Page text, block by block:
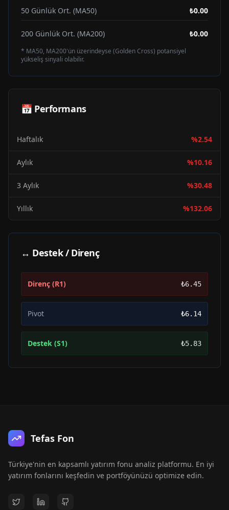
50 Günlük Ort. (MA50) ₺0.00
200 Günlük Ort. (MA200) ₺0.00
* MA50, MA200'ün üzerindeyse (Golden Cross) potansiyel
yükseliş sinyali olabilir.
📅 Performans
Haftalık %2.54
Aylık %10.16
3 Aylık %30.48
Yıllık %132.06
↔ Destek / Direnç
Direnç (R1) ₺6.45
Pivot ₺6.14
Destek (S1) ₺5.83
Tefas Fon
Türkiye'nin en kapsamlı yatırım fonu analiz platformu. En iyi
yatırım fonlarını keşfedin ve portföyünüzü optimize edin.